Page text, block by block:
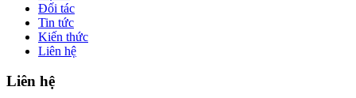
Đối tác
Tin tức
Kiến thức
Liên hệ
Liên hệ